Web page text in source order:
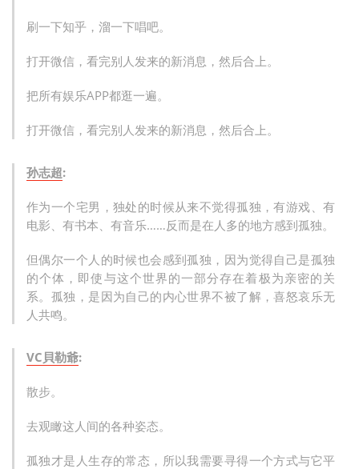
刷一下知乎，溜一下唱吧。
打开微信，看完别人发来的新消息，然后合上。
把所有娱乐APP都逛一遍。
打开微信，看完别人发来的新消息，然后合上。
孙志超:
作为一个宅男，独处的时候从来不觉得孤独，有游戏、有
电影、有书本、有音乐……反而是在人多的地方感到孤独。
但偶尔一个人的时候也会感到孤独，因为觉得自己是孤独
的个体，即使与这个世界的一部分存在着极为亲密的关
系。孤独，是因为自己的内心世界不被了解，喜怒哀乐无
人共鸣。
VC貝勒爺:
散步。
去观瞰这人间的各种姿态。
孤独才是人生存的常态，所以我需要寻得一个方式与它平